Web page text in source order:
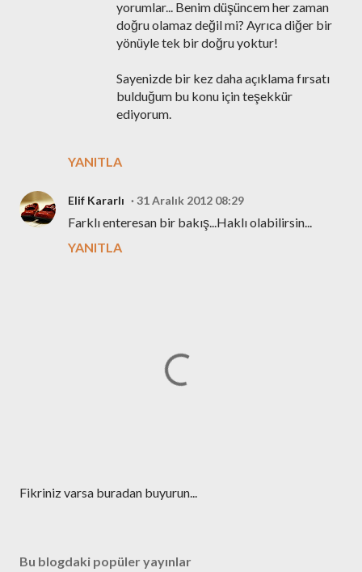
YANITLA
yorumlar... Benim düşüncem her zaman
doğru olamaz değil mi? Ayrıca diğer bir
yönüyle tek bir doğru yoktur!
Sayenizde bir kez daha açıklama fırsatı
bulduğum bu konu için teşekkür
ediyorum.
Elif Kararlı 31 Aralık 2012 08:29
Farklı enteresan bir bakış...Haklı olabilirsin...
YANITLA
Y
m
Fikriniz varsa buradan buyurun...
Bu blogdaki popüler yayınlar